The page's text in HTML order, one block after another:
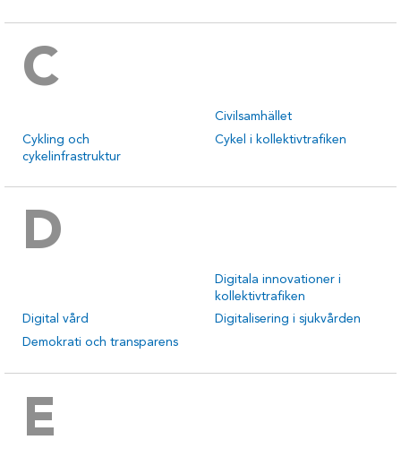
C
Civilsamhället
Cykling och
cykelinfrastruktur
Cykel i kollektivtrafiken
D
Digitala innovationer i
kollektivtrafiken
Digital vård
Digitalisering i sjukvården
Demokrati och transparens
E